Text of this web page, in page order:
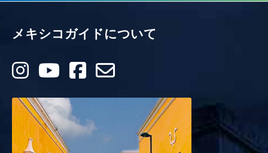
メキシコガイドについて